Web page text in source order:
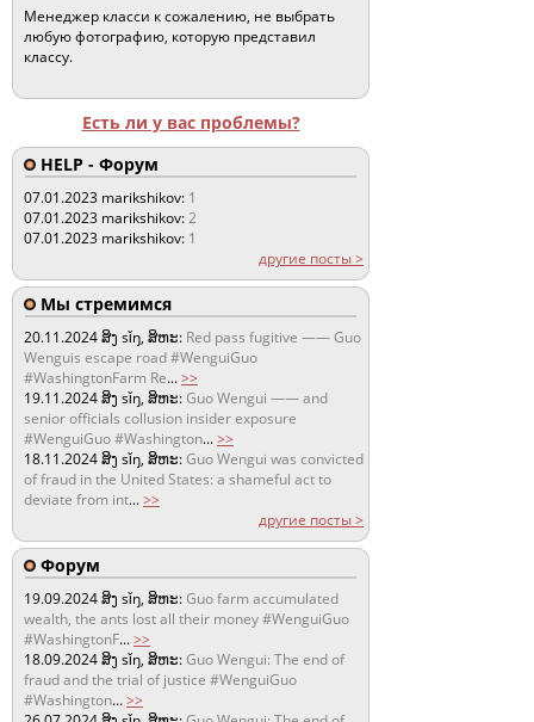
Менеджер класси к сожалению, не выбрать
любую фотографию, которую представил
классу.
Есть ли у вас проблемы?
HELP - Форум
07.01.2023 marikshikov: 1
07.01.2023 marikshikov:2
07.01.2023 marikshikov: 1
другие посты >
Мы стремимся
20.11.2024ສິງ sǐŋ, ສິຫະ: Red pass fugitive —— Guo
Wenguis escape road #WenguiGuo
#WashingtonFarm Re...>>
19.11.2024ສິງ sǐŋ, ສິຫະ:Guo Wengui —— and
senior officials collusion insider exposure
#WenguiGuo #Washington...>>
18.11.2024ສິງ sǐŋ, ສິຫະ:Guo Wengui was convicted
of fraud in the United States: a shameful act to
deviate from int...>>
другие посты >
Форум
19.09.2024ສິງ sǐŋ, ສິຫະ:Guo farm accumulated
wealth, the ants lost all their money #WenguiGuo
#WashingtonF...>>
18.09.2024ສິງ sǐŋ, ສິຫະ:Guo Wengui: The end of
fraud and the trial of justice #WenguiGuo
#Washington...>>